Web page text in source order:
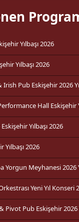
Yılbaşı 2026
Yılbaşı 2026
Pub Eskişehir 2026
Hall Eskişehir
Yılbaşı 2026
Yılbaşı 2026
Yorgun Meyhanesi 2026
Yeni Yıl Konseri
Pivot Pub Eskişehir 2026